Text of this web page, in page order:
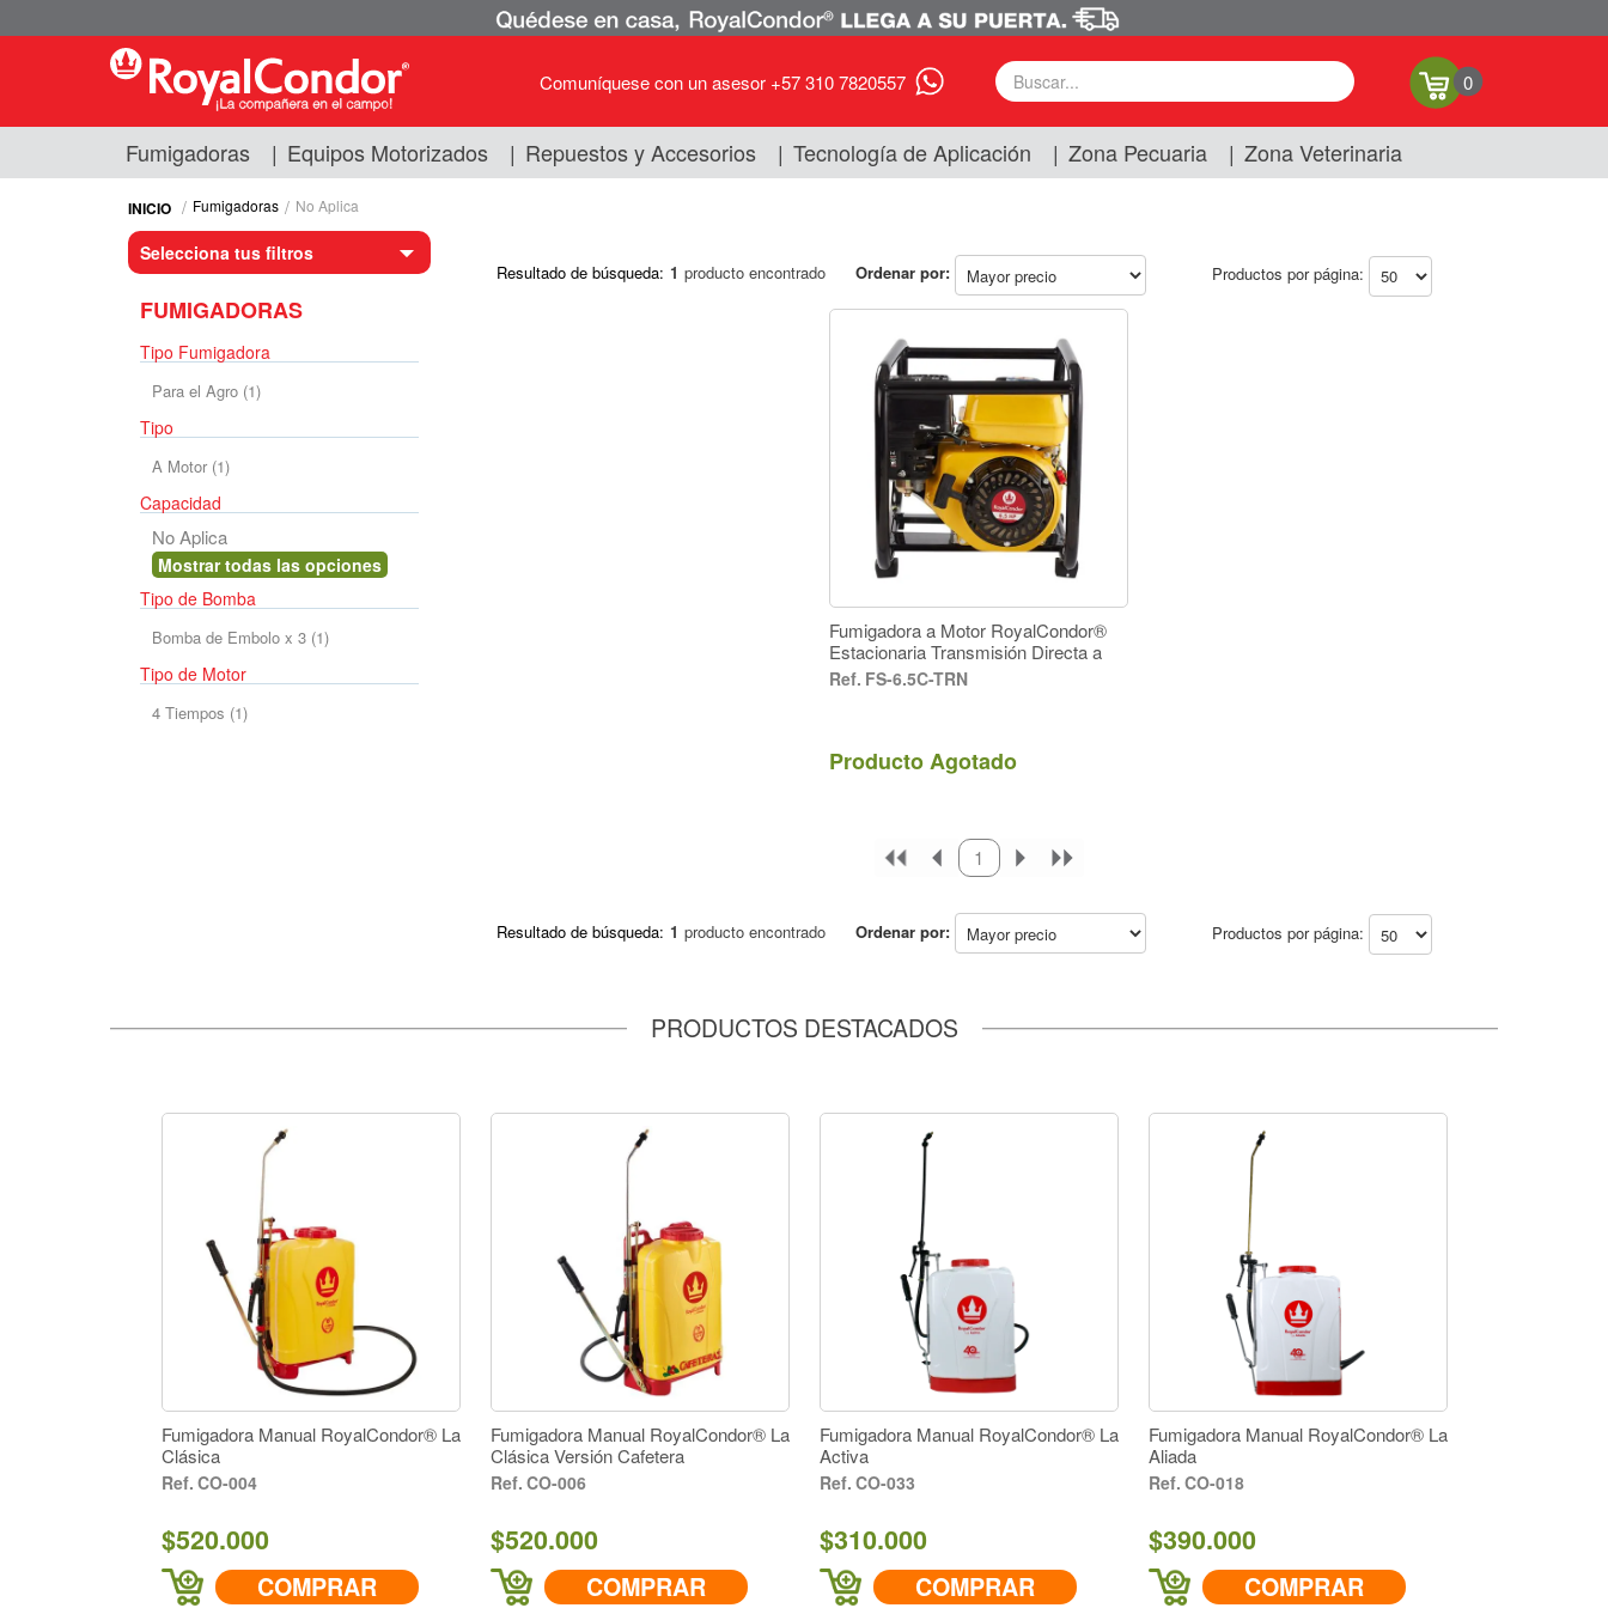
Comuníquese con un asesor +57 310 7820557 0
Fumigadoras
Equipos Motorizados
Respuestos y Accesorios
Tecnología de Aplicación
Zona Veterianaria
Fumigadoras | Equipos Motorizados | Repuestos y Accesorios | Tecnología de Aplicación | Zona Pecuaria | Zona Veterinaria
Fumigadoras No Aplica
Selecciona tus filtros
Para el Agro (1)
A Motor (1)
No Aplica
Bomba de Embolo x 3 (1)
FUMIGADORAS
Tipo Fumigadora
Para el Agro (1)
Tipo
A Motor (1)
Capacidad
No Aplica
Tipo de Bomba
Bomba de Embolo x 3 (1)
Tipo de Motor
4 Tiempos (1)
Resultado de búsqueda: 1 producto encontrado Ordenar por: Productos por página:
Fumigadora a Motor RoyalCondor®
Estacionaria Transmisión Directa a
GasolinaFS-6.5C-TRN
Producto Agotado
primeiroanterior
1 próximoúltimo
Resultado de búsqueda: 1 producto encontrado Ordenar por: Productos por página:
PRODUCTOS DESTACADOS
Fumigadora Manual RoyalCondor® La
Clásica
CO-004
$520.000
COMPRAR
Fumigadora Manual RoyalCondor® La
Clásica Versión Cafetera
CO-006
$520.000
COMPRAR
Fumigadora Manual RoyalCondor® La
Activa
CO-033
$310.000
COMPRAR
Fumigadora Manual RoyalCondor® La
Aliada
CO-018
$390.000
COMPRAR